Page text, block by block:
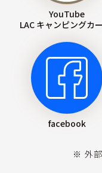
YouTube
LAC キャンピングカ
facebook
※ 外部